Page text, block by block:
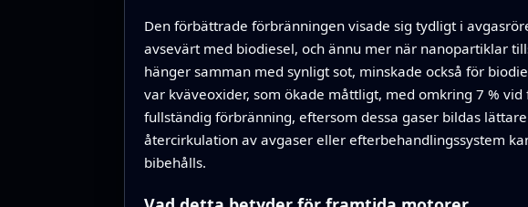
Den förbättrade förbränningen visade sig tydligt i
avsevärt med biodiesel, och ännu mer när nanopartiklar
hänger samman med synligt sot, minskade också för
var kväveoxider, som ökade måttligt, med omkring 7 %
fullständig förbränning, eftersom dessa gaser bildas
återcirkulation av avgaser eller efterbehandlingssystem
bibehålls.